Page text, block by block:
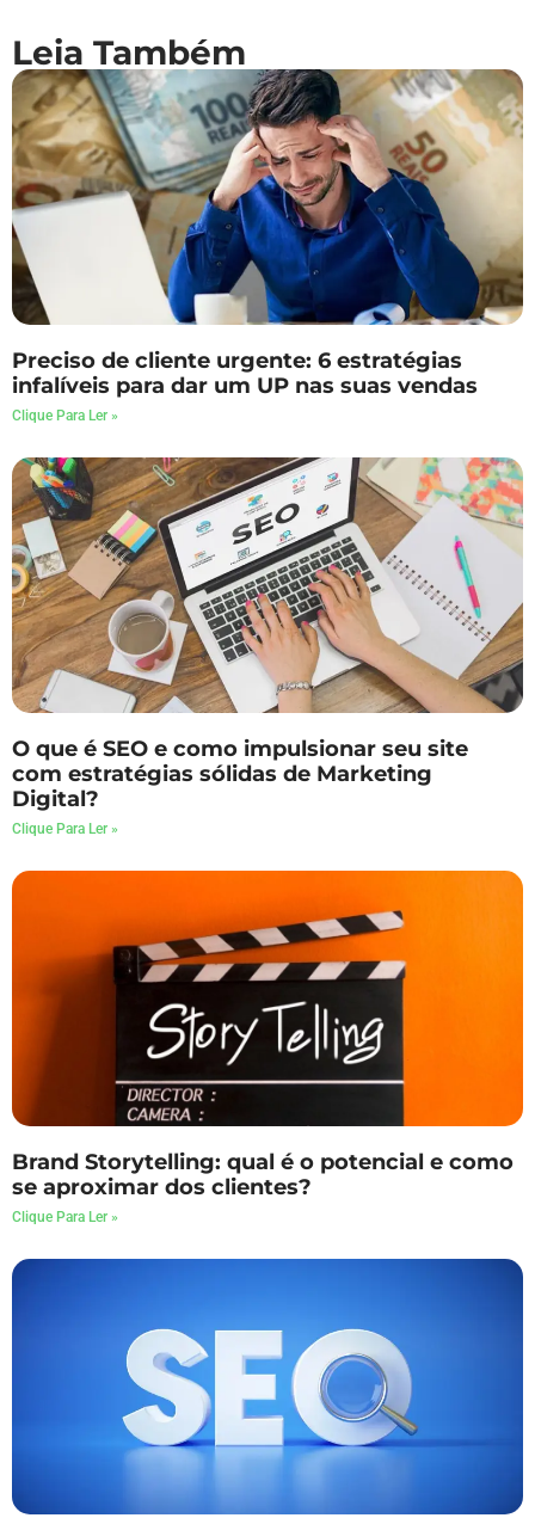
Preciso de cliente urgente: 6 estratégias
infalíveis para dar um UP nas suas vendas
Clique Para Ler »
O que é SEO e como impulsionar seu site
com estratégias sólidas de Marketing
Digital?
Clique Para Ler »
Brand Storytelling: qual é o potencial e como
se aproximar dos clientes?
Clique Para Ler »
Leia Também